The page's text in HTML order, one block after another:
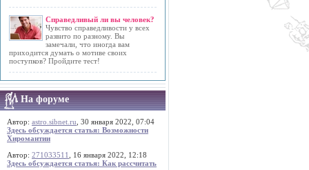
Справедливый ли вы человек?
Чувство справедливости у всех
развито по разному. Вы
замечали, что иногда вам
приходится думать о мотиве своих
поступков? Пройдите тест!
На форуме
Автор: astro.sibnet.ru , 30 января 2022, 07:04
Здесь обсуждается статья: Возможности
Хиромантии
Автор: 271033511
, 16 января 2022, 12:18
Здесь обсуждается статья: Как рассчитать